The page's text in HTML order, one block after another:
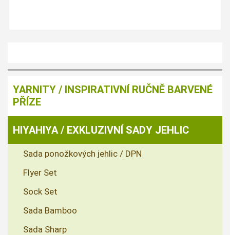
YARNITY / INSPIRATIVNÍ RUČNĚ BARVENÉ
PŘÍZE
HIYAHIYA / EXKLUZIVNÍ SADY JEHLIC
Sada ponožkových jehlic / DPN
Flyer Set
Sock Set
Sada Bamboo
Sada Sharp